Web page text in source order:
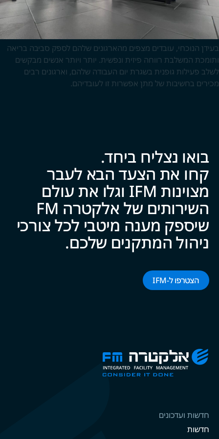
בעידן הנוכחי, עובדים מצפים מהארגונים שלהם לספק סביבה בריאה
ותומכת המשלבת רווחה פיזית ונפשית. יותר ויותר אנשים מבקשים
לשלב פעילות גופנית בשגרת יום העבודה שלהם, וארגונים רבים
מכירים בחשיבות של מתן אפשרות זו לעובדיהם.
בואו נצליח ביח‍‍ד.
קחו את הצעד הבא לעבר
מצוינות IFM וגלו את עולם
השירותים של אלקטרה FM
שיספק מענה מיטבי לכל צ‍‍ו‍‍רכי
ניהול המתקנים של‍‍כם.
הצטרפו ל-‌‌IFM‌‌
חדשות ועדכונים
חדשות